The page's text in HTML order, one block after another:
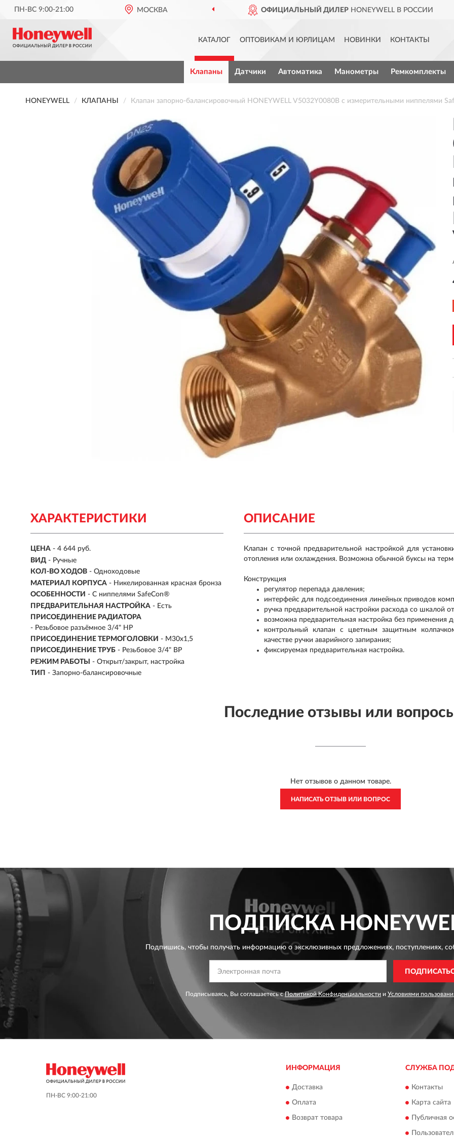
ПН-ВС 9:00-21:00 МОСКВА ОФИЦИАЛЬНЫЙ ДИЛЕРHONEYWELL В РОССИИ
КАТАЛОГ ОПТОВИКАМ И ЮРЛИЦАМ НОВИНКИ КОНТАКТЫ
Клапаны Датчики Автоматика Манометры Ремкомплекты
HONEYWELL КЛАПАНЫ Клапан запорно-балансировочный HONEYWELL V5032Y0080B с измерительными ниппелями
ХАРАКТЕРИСТИКИ
ЦЕНА - 4 644 руб.
ВИД - Ручные
КОЛ-ВО ХОДОВ - Одноходовые
МАТЕРИАЛ КОРПУСА - Никелированная красная бронза
ОСОБЕННОСТИ - С ниппелями SafeCon®
ПРЕДВАРИТЕЛЬНАЯ НАСТРОЙКА - Есть
ПРИСОЕДИНЕНИЕ РАДИАТОРА
- Резьбовое разъёмное 3/4" НР
ПРИСОЕДИНЕНИЕ ТЕРМОГОЛОВКИ - М30х1,5
ПРИСОЕДИНЕНИЕ ТРУБ - Резьбовое 3/4" ВР
РЕЖИМ РАБОТЫ
- Открыт/закрыт, настройка
ТИП - Запорно-балансировочные
ОПИСАНИЕ
Клапан с точной предварительной настройкой для
отопления или охлаждения. Возможна обычной буксы на
Конструкция
регулятор перепада давления;
интерфейс для подсоединения линейных приводов
ручка предварительной настройки расхода со шкалой
возможна предварительная настройка без применения
контрольный клапан с цветным защитным
качестве ручки аварийного запирания;
фиксируемая предварительная настройка.
Последние отзывы или
Нет отзывов о данном товаре.
НАПИСАТЬ ОТЗЫВ ИЛИ ВОПРОС
ПОДПИСКА
Подпишись, чтобы получать информацию о эксклюзивных предложениях,поступлениях,
Подписываясь, Вы соглашаетесь сПолитикой Конфиденциальности и Условиями
ПН-ВС 9:00-21:00
ИНФОРМАЦИЯ
Доставка
Оплата
Возврат товара
СЛУЖБА
Контакты
Карта сайта
Публичная